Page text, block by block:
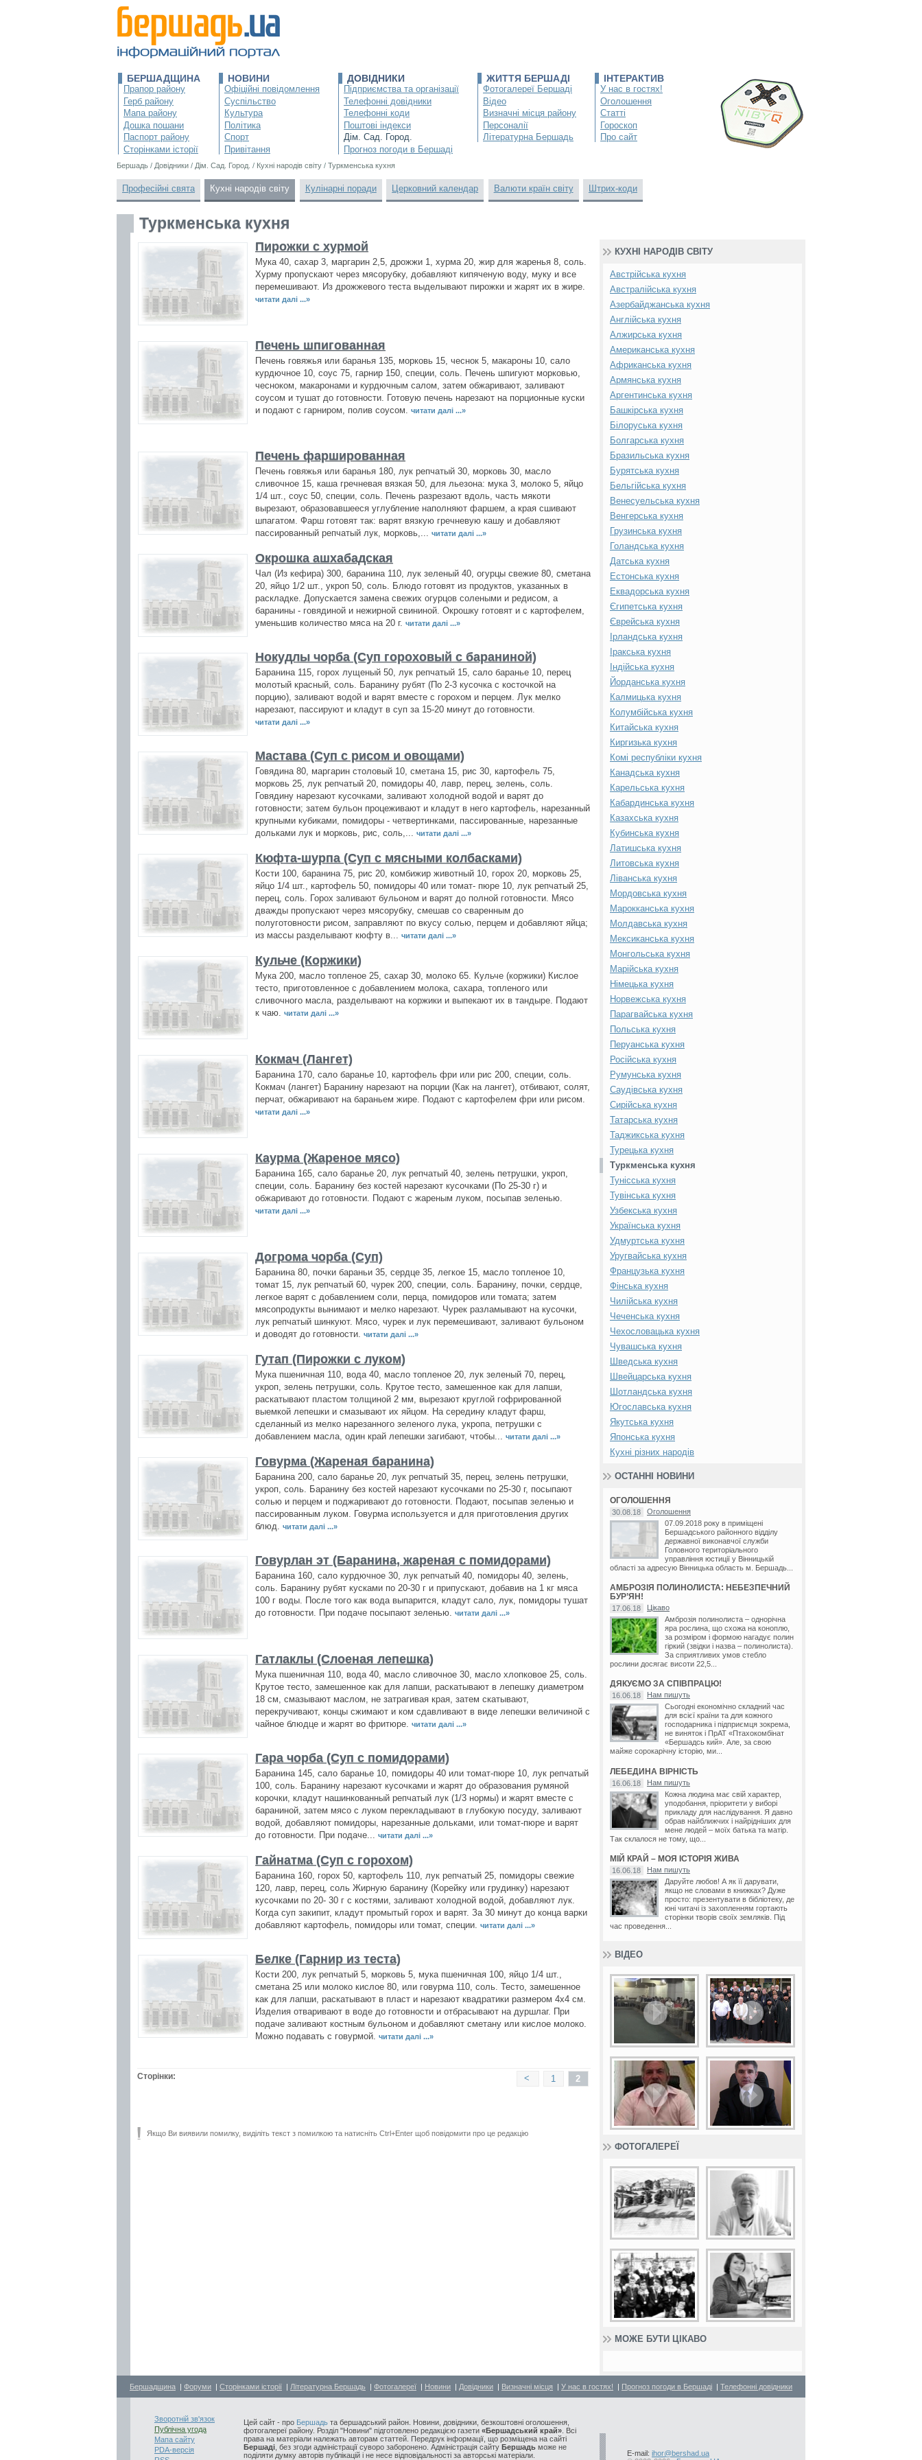
БЕРШАДЩИНА
Прапор району
Герб району
Мапа району
Дошка пошани
Паспорт району
Сторінками історії
НОВИНИ
Офіційні повідомлення
Суспільство
Культура
Політика
Спорт
Привітання
ДОВІДНИКИ
Підприємства та організації
Телефонні довідники
Телефонні коди
Поштові індекси
Дім. Сад. Город.
Прогноз погоди в Бершаді
ЖИТТЯ БЕРШАДІ
Фотогалереї Бершаді
Відео
Визначні місця району
Персоналії
Літературна Бершадь
ІНТЕРАКТИВ
У нас в гостях!
Оголошення
Статті
Гороскоп
Про сайт
Бершадь / Довідники / Дім. Сад. Город. / Кухні народів світу / Туркменська кухня
Професійні свята Кухні народів світу Кулінарні поради Церковний календар Валюти країн світу Штрих-коди
Туркменська кухня
Пирожки с хурмой
Мука 40, сахар 3, маргарин 2,5, дрожжи 1, хурма 20, жир для жаренья 8, соль.
Хурму пропускают через мясорубку, добавляют кипяченую воду, муку и все
перемешивают. Из дрожжевого теста выделывают пирожки и жарят их в жире.
читати далі ...»
Печень шпигованная
Печень говяжья или баранья 135, морковь 15, чеснок 5, макароны 10, сало
курдючное 10, соус 75, гарнир 150, специи, соль. Печень шпигуют морковью,
чесноком, макаронами и курдючным салом, затем обжаривают, заливают
соусом и тушат до готовности. Готовую печень нарезают на порционные куски
и подают с гарниром, полив соусом.
читати далі ...»
Печень фаршированная
Печень говяжья или баранья 180, лук репчатый 30, морковь 30, масло
сливочное 15, каша гречневая вязкая 50, для льезона: мука 3, молоко 5, яйцо
1/4 шт., соус 50, специи, соль. Печень разрезают вдоль, часть мякоти
вырезают, образовавшееся углубление наполняют фаршем, а края сшивают
шпагатом. Фарш готовят так: варят вязкую гречневую кашу и добавляют
пассированный репчатый лук, морковь,...
читати далі ...»
Окрошка ашхабадская
Чал (Из кефира) 300, баранина 110, лук зеленый 40, огурцы свежие 80, сметана
20, яйцо 1/2 шт., укроп 50, соль. Блюдо готовят из продуктов, указанных в
раскладке. Допускается замена свежих огурцов солеными и редисом, а
баранины - говядиной и нежирной свининой. Окрошку готовят и с картофелем,
уменьшив количество мяса на 20 г. читати далі ...»
Нокудлы чорба (Суп гороховый с бараниной)
Баранина 115, горох лущеный 50, лук репчатый 15, сало баранье 10, перец
молотый красный, соль. Баранину рубят (По 2-3 кусочка с косточкой на
порцию), заливают водой и варят вместе с горохом и перцем. Лук мелко
нарезают, пассируют и кладут в суп за 15-20 минут до готовности.
читати далі ...»
Мастава (Суп с рисом и овощами)
Говядина 80, маргарин столовый 10, сметана 15, рис 30, картофель 75,
морковь 25, лук репчатый 20, помидоры 40, лавр, перец, зелень, соль.
Говядину нарезают кусочками, заливают холодной водой и варят до
готовности; затем бульон процеживают и кладут в него картофель, нарезанный
крупными кубиками, помидоры - четвертинками, пассированные, нарезанные
дольками лук и морковь, рис, соль,...
читати далі ...»
Кюфта-шурпа (Суп с мясными колбасками)
Кости 100, баранина 75, рис 20, комбижир животный 10, горох 20, морковь 25,
яйцо 1/4 шт., картофель 50, помидоры 40 или томат- пюре 10, лук репчатый 25,
перец, соль. Горох заливают бульоном и варят до полной готовности. Мясо
дважды пропускают через мясорубку, смешав со сваренным до
полуготовности рисом, заправляют по вкусу солью, перцем и добавляют яйца;
из массы разделывают кюфту в...
читати далі ...»
Кульче (Коржики)
Мука 200, масло топленое 25, сахар 30, молоко 65. Кульче (коржики) Кислое
тесто, приготовленное с добавлением молока, сахара, топленого или
сливочного масла, разделывают на коржики и выпекают их в тандыре. Подают
к чаю.
читати далі ...»
Кокмач (Лангет)
Баранина 170, сало баранье 10, картофель фри или рис 200, специи, соль.
Кокмач (лангет) Баранину нарезают на порции (Как на лангет), отбивают, солят,
перчат, обжаривают на бараньем жире. Подают с картофелем фри или рисом.
читати далі ...»
Каурма (Жареное мясо)
Баранина 165, сало баранье 20, лук репчатый 40, зелень петрушки, укроп,
специи, соль. Баранину без костей нарезают кусочками (По 25-30 г) и
обжаривают до готовности. Подают с жареным луком, посыпав зеленью.
читати далі ...»
Догрома чорба (Суп)
Баранина 80, почки бараньи 35, сердце 35, легкое 15, масло топленое 10,
томат 15, лук репчатый 60, чурек 200, специи, соль. Баранину, почки, сердце,
легкое варят с добавлением соли, перца, помидоров или томата; затем
мясопродукты вынимают и мелко нарезают. Чурек разламывают на кусочки,
лук репчатый шинкуют. Мясо, чурек и лук перемешивают, заливают бульоном
и доводят до готовности.
читати далі ...»
Гутап (Пирожки с луком)
Мука пшеничная 110, вода 40, масло топленое 20, лук зеленый 70, перец,
укроп, зелень петрушки, соль. Крутое тесто, замешенное как для лапши,
раскатывают пластом толщиной 2 мм, вырезают круглой гофрированной
выемкой лепешки и смазывают их яйцом. На середину кладут фарш,
сделанный из мелко нарезанного зеленого лука, укропа, петрушки с
добавлением масла, один край лепешки загибают, чтобы...
читати далі ...»
Говурма (Жареная баранина)
Баранина 200, сало баранье 20, лук репчатый 35, перец, зелень петрушки,
укроп, соль. Баранину без костей нарезают кусочками по 25-30 г, посыпают
солью и перцем и поджаривают до готовности. Подают, посыпав зеленью и
пассированным луком. Говурма используется и для приготовления других
блюд.
читати далі ...»
Говурлан эт (Баранина, жареная с помидорами)
Баранина 160, сало курдючное 30, лук репчатый 40, помидоры 40, зелень,
соль. Баранину рубят кусками по 20-30 г и припускают, добавив на 1 кг мяса
100 г воды. После того как вода выпарится, кладут сало, лук, помидоры тушат
до готовности. При подаче посыпают зеленью.
читати далі ...»
Гатлаклы (Слоеная лепешка)
Мука пшеничная 110, вода 40, масло сливочное 30, масло хлопковое 25, соль.
Крутое тесто, замешенное как для лапши, раскатывают в лепешку диаметром
18 см, смазывают маслом, не затрагивая края, затем скатывают,
перекручивают, концы сжимают и ком сдавливают в виде лепешки величиной с
чайное блюдце и жарят во фритюре.
читати далі ...»
Гара чорба (Суп с помидорами)
Баранина 145, сало баранье 10, помидоры 40 или томат-пюре 10, лук репчатый
100, соль. Баранину нарезают кусочками и жарят до образования румяной
корочки, кладут нашинкованный репчатый лук (1/3 нормы) и жарят вместе с
бараниной, затем мясо с луком перекладывают в глубокую посуду, заливают
водой, добавляют помидоры, нарезанные дольками, или томат-пюре и варят
до готовности. При подаче...
читати далі ...»
Гайнатма (Суп с горохом)
Баранина 160, горох 50, картофель 110, лук репчатый 25, помидоры свежие
120, лавр, перец, соль Жирную баранину (Корейку или грудинку) нарезают
кусочками по 20- 30 г с костями, заливают холодной водой, добавляют лук.
Когда суп закипит, кладут промытый горох и варят. За 30 минут до конца варки
добавляют картофель, помидоры или томат, специи.
читати далі ...»
Белке (Гарнир из теста)
Кости 200, лук репчатый 5, морковь 5, мука пшеничная 100, яйцо 1/4 шт.,
сметана 25 или молоко кислое 80, или говурма 110, соль. Тесто, замешенное
как для лапши, раскатывают в пласт и нарезают квадратики размером 4х4 см.
Изделия отваривают в воде до готовности и отбрасывают на дуршлаг. При
подаче заливают костным бульоном и добавляют сметану или кислое молоко.
Можно подавать с говурмой.
читати далі ...»
Сторінки: 2
1
<
Якщо Ви виявили помилку, виділіть текст з помилкою та натисніть Ctrl+Enter щоб повідомити про це редакцію
КУХНІ НАРОДІВ СВІТУ
Австрійська кухня
Австралійська кухня
Азербайджанська кухня
Англійська кухня
Алжирська кухня
Американська кухня
Африканська кухня
Армянська кухня
Аргентинська кухня
Башкірська кухня
Білоруська кухня
Болгарська кухня
Бразильська кухня
Бурятська кухня
Бельгійська кухня
Венесуельська кухня
Венгерська кухня
Грузинська кухня
Голандська кухня
Датська кухня
Естонська кухня
Еквадорська кухня
Єгипетська кухня
Єврейська кухня
Ірландська кухня
Іракська кухня
Індійська кухня
Йорданська кухня
Калмицька кухня
Колумбійська кухня
Китайська кухня
Киргизька кухня
Комі республіки кухня
Канадська кухня
Карельська кухня
Кабардинська кухня
Казахська кухня
Кубинська кухня
Латишська кухня
Литовська кухня
Ліванська кухня
Мордовська кухня
Марокканська кухня
Молдавська кухня
Мексиканська кухня
Монгольська кухня
Марійська кухня
Німецька кухня
Норвежська кухня
Парагвайська кухня
Польська кухня
Перуанська кухня
Російська кухня
Румунська кухня
Саудівська кухня
Сирійська кухня
Татарська кухня
Таджикська кухня
Турецька кухня
Туркменська кухня
Тунісська кухня
Тувінська кухня
Узбекська кухня
Українська кухня
Удмуртська кухня
Уругвайська кухня
Французька кухня
Фінська кухня
Чилійська кухня
Чеченська кухня
Чехословацька кухня
Чувашська кухня
Шведська кухня
Швейцарська кухня
Шотландська кухня
Югославська кухня
Якутська кухня
Японська кухня
Кухні різних народів
ОСТАННІ НОВИНИ
ОГОЛОШЕННЯ
30.08.18
Оголошення
07.09.2018 року в приміщені
Бершадського районного відділу
державної виконавчої служби
Головного територіального
управління юстиції у Вінницькій
області за адресую Вінницька область м. Бершадь...
АМБРОЗІЯ ПОЛИНОЛИСТА: НЕБЕЗПЕЧНИЙ
БУР’ЯН!
17.06.18
Цікаво
Амброзія полинолиста – однорічна
яра рослина, що схожа на коноплю,
за розміром і формою нагадує полин
гіркий (звідки і назва – полинолиста).
За сприятливих умов стебло
рослини досягає висоти 22,5...
ДЯКУЄМО ЗА СПІВПРАЦЮ!
16.06.18
Нам пишуть
Сьогодні економічно складний час
для всієї країни та для кожного
господарника і підприємця зокрема,
не виняток і ПрАТ «Птахокомбінат
«Бершадсь кий». Але, за свою
майже сорокарічну історію, ми...
ЛЕБЕДИНА ВІРНІСТЬ
16.06.18
Нам пишуть
Кожна людина має свій характер,
уподобання, пріоритети у виборі
прикладу для наслідування. Я давно
обрав найближчих і найрідніших для
мене людей – моїх батька та матір.
Так склалося не тому, що...
МІЙ КРАЙ – МОЯ ІСТОРІЯ ЖИВА
16.06.18
Нам пишуть
Даруйте любов! А як її дарувати,
якщо не словами в книжках? Дуже
просто: презентувати в бібліотеку, де
юні читачі із захопленням гортають
сторінки творів своїх земляків. Під
час проведення...
ВІДЕО
ФОТОГАЛЕРЕЇ
МОЖЕ БУТИ ЦІКАВО
Бершадщина | Форуми | Сторінками історії | Літературна Бершадь | Фотогалереї | Новини | Довідники | Визначні місця | У нас в гостях! | Прогноз погоди в Бершаді | Телефонні довідники
Зворотній зв'язок
Публічна угода
Мапа сайту
PDA-версія
Цей сайт - про Бершадь та бершадський район. Новини, довідники, безкоштовні оголошення,
фотогалереї району. Розділ "Новини" підготовлено редакцією газети «Бершадський край» . Всі
права на матеріали належать авторам статтей. Передрук інформації, що розміщена на сайті
Бершаді , без згоди адміністрації суворо заборонено. Адміністрація сайту Бершадь може не
поділяти думку авторів публікацій і не несе відповідальності за авторські матеріали.
E-mail: ihor@bershad.ua